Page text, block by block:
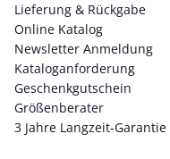
Lieferung & Rückgabe
Online Katalog
Newsletter Anmeldung
Kataloganforderung
Geschenkgutschein
Größenberater
3 Jahre Langzeit-Garantie